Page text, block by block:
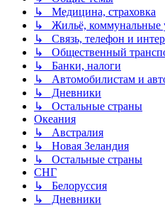
↳ Медицина, страховка
↳ Жильё, коммунальные
↳ Связь, телефон и
↳ Общественный
↳ Банки, налоги
↳ Автомобилистам и
↳ Дневники
↳ Остальные страны
Океания
↳ Австралия
↳ Новая Зеландия
↳ Остальные страны
СНГ
↳ Белоруссия
↳ Дневники